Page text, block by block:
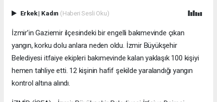
Erkek| Kadın (Haberi Sesli Oku)
İzmir’in Gaziemir ilçesindeki bir engelli bakımevinde çıkan
yangın, korku dolu anlara neden oldu. İzmir Büyükşehir
Belediyesi itfaiye ekipleri bakımevinde kalan yaklaşık 100 kişiyi
hemen tahliye etti. 12 kişinin hafif şekilde yaralandığı yangın
kontrol altına alındı.